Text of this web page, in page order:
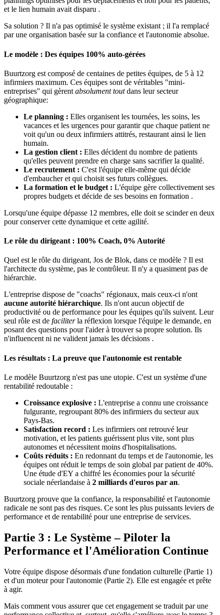
et le lien humain avait disparu .
Sa solution ? Il n'a pas optimisé le système existant ; il l'a remplacé
par une organisation basée sur la confiance et l'autonomie absolue.
Le modèle : Des équipes 100% auto-gérées
Buurtzorg est composé de centaines de petites équipes, de 5 à 12
infirmiers maximum. Ces équipes sont de véritables "mini-
entreprises" qui gèrent absolument toutdans leur secteur
géographique:
Le planning : Elles organisent les tournées, les soins, les
vacances et les urgences pour garantir que chaque patient ne
voit qu'un ou deux infirmiers attitrés, restaurant ainsi le lien
humain.
La gestion client : Elles décident du nombre de patients
qu'elles peuvent prendre en charge sans sacrifier la qualité.
Le recrutement : C'est l'équipe elle-même qui décide
d'embaucher et qui choisit ses futurs collègues.
La formation et le budget : L'équipe gère collectivement ses
propres budgets et décide de ses besoins en formation .
Lorsqu'une équipe dépasse 12 membres, elle doit se scinder en deux
pour conserver cette dynamique et cette agilité.
Le rôle du dirigeant : 100% Coach, 0% Autorité
Quel est le rôle du dirigeant, Jos de Blok, dans ce modèle ? Il est
l'architecte du système, pas le contrôleur. Il n'y a quasiment pas de
hiérarchie.
L'entreprise dispose de "coachs" régionaux, mais ceux-ci n'ont
aucune autorité hiérarchique. Ils n'ont aucun objectif de
productivité ou de performance pour les équipes qu'ils suivent. Leur
seul rôle est de faciliterla réflexion lorsque l'équipe le demande, en
posant des questions pour l'aider à trouver sa propre solution. Ils
n'influencent ni ne valident jamais les décisions .
Les résultats : La preuve que l'autonomie est rentable
Le modèle Buurtzorg n'est pas une utopie. C'est un système d'une
rentabilité redoutable :
Croissance explosive : L'entreprise a connu une croissance
fulgurante, regroupant 80% des infirmiers du secteur aux
Pays-Bas.
Satisfaction record : Les infirmiers ont retrouvé leur
motivation, et les patients guérissent plus vite, sont plus
autonomes et nécessitent moins d'hospitalisations.
Coûts réduits : En redonnant du temps et de l'autonomie, les
équipes ont réduit le temps de soin global par patient de 40%.
Une étude d'EY a chiffré les économies pour la sécurité
sociale néerlandaise à 2 milliards d'euros par an.
Buurtzorg prouve que la confiance, la responsabilité et l'autonomie
radicale ne sont pas des risques. Ce sont les plus puissants leviers de
performance et de rentabilité pour une entreprise de services.
Partie 3 : Le Système – Piloter la
Performance et l'Amélioration Continue
Votre équipe dispose désormais d'une fondation culturelle (Partie 1)
et d'un moteur pour l'autonomie (Partie 2). Elle est engagée et prête
à agir.
Mais comment vous assurer que cet engagement se traduit par une